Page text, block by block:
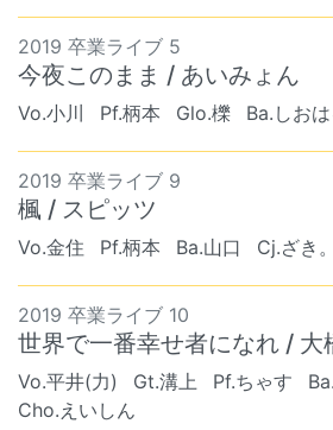
2019 卒業ライブ 5
今夜このまま / あいみょん
Vo.小川 Pf.柄本 Glo.櫟 Ba.しお
2019 卒業ライブ 9
楓 / スピッツ
Vo.金住 Pf.柄本 Ba.山口 Cj.ざき。
2019 卒業ライブ 10
世界で一番幸せ者になれ / 大
Vo.平井(力) Gt.溝上 Pf.ちゃす
Cho.えいしん